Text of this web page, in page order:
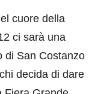
cuore della
ci sarà una
di San Costanzo
decida di dare